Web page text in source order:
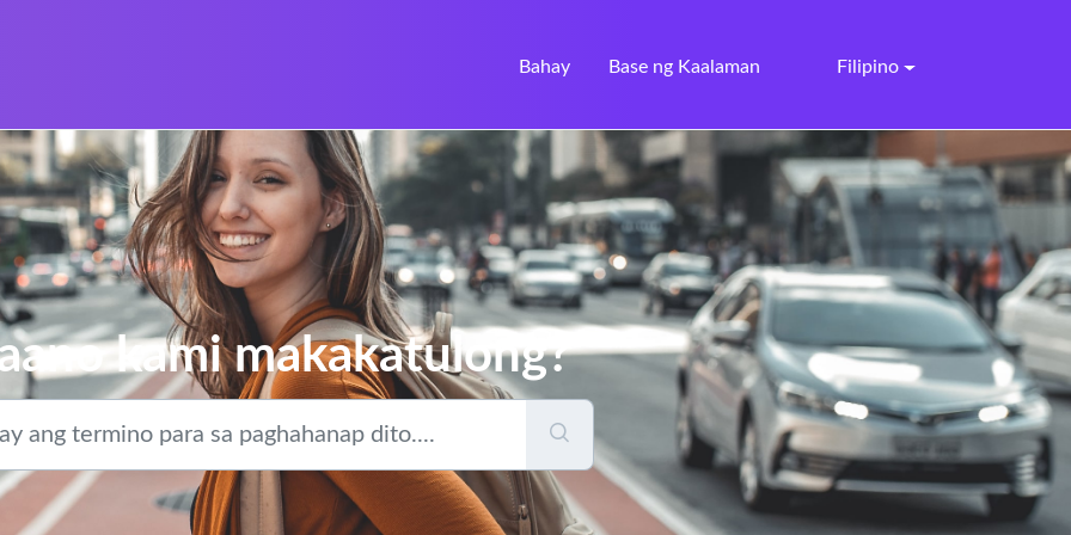
Bahay Base ng Kaalaman Filipino
kami makakatulong?